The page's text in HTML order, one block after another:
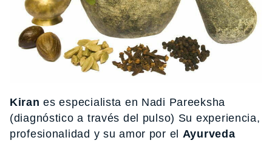
Kiran es especialista en Nadi Pareeksha
(diagnóstico a través del pulso) Su experiencia,
profesionalidad y su amor por el Ayurveda